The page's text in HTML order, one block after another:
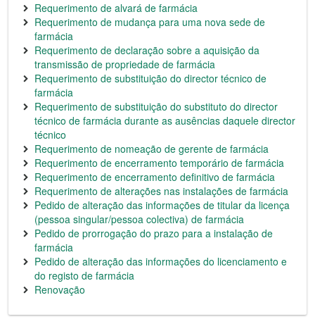
Requerimento de alvará de farmácia
Requerimento de mudança para uma nova sede de
farmácia
Requerimento de declaração sobre a aquisição da
transmissão de propriedade de farmácia
Requerimento de substituição do director técnico de
farmácia
Requerimento de substituição do substituto do director
técnico de farmácia durante as ausências daquele director
técnico
Requerimento de nomeação de gerente de farmácia
Requerimento de encerramento temporário de farmácia
Requerimento de encerramento definitivo de farmácia
Requerimento de alterações nas instalações de farmácia
Pedido de alteração das informações de titular da licença
(pessoa singular/pessoa colectiva) de farmácia
Pedido de prorrogação do prazo para a instalação de
farmácia
Pedido de alteração das informações do licenciamento e
do registo de farmácia
Renovação